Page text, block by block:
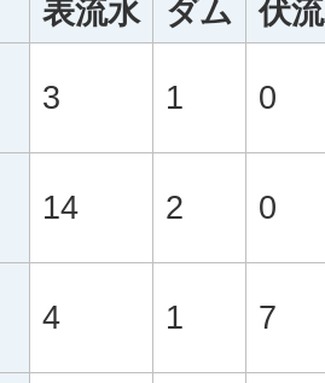
表流水
ダム
伏
3 1 0
14 2 0
4 1 7